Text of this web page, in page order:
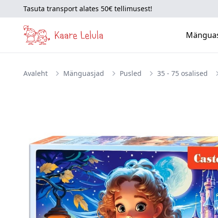
Tasuta transport alates 50€ tellimusest!
Avaleht Mänguasjad Pusled 35 - 75 osalised